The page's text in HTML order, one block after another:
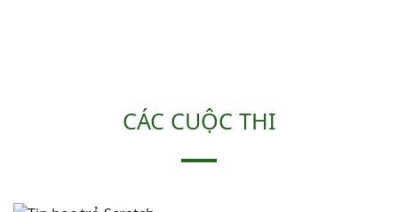
CÁC CUỘC THI